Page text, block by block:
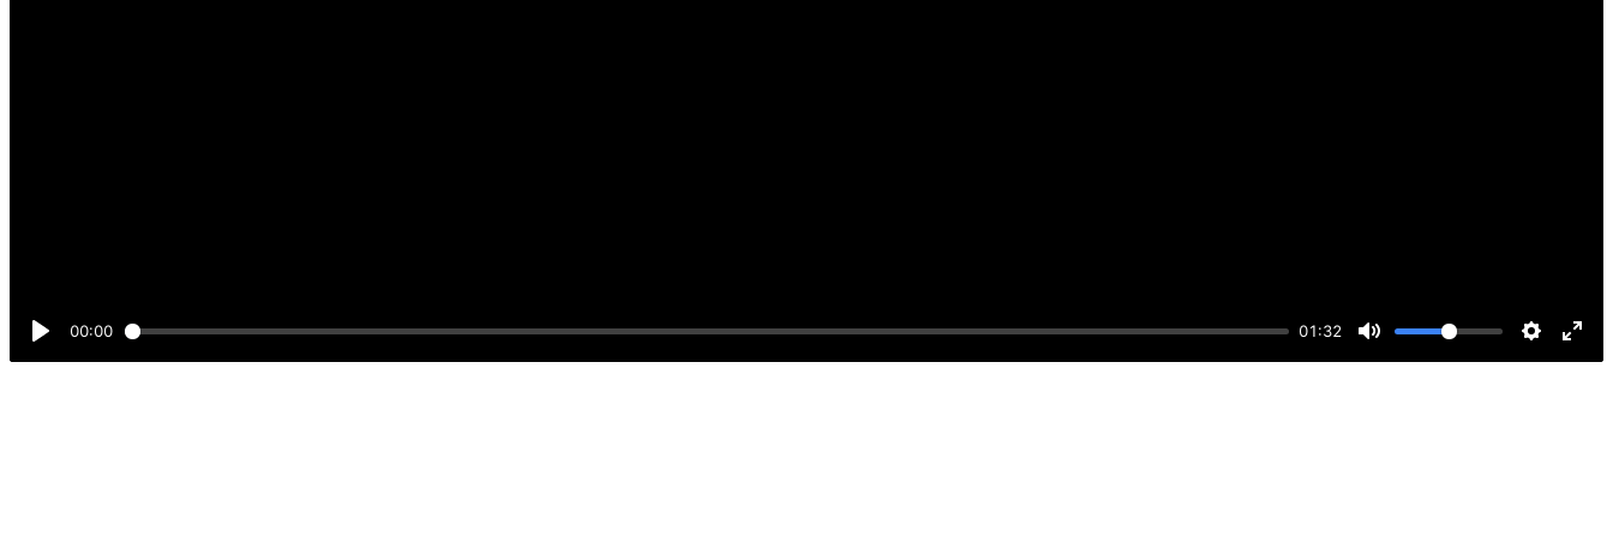
Play
00:00 01:32
Mute Settings